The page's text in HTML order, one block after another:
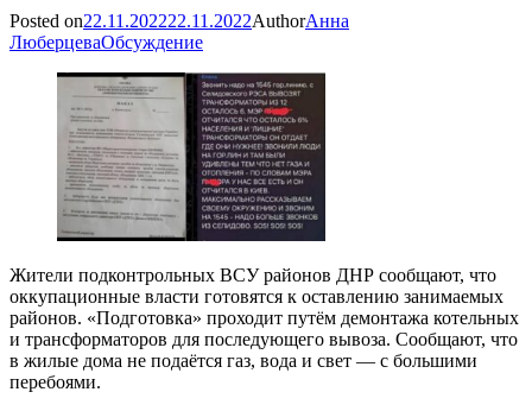
Posted on22.11.202222.11.2022AuthorАнна
ЛюберцеваОбсуждение
Жители подконтрольных ВСУ районов ДНР сообщают, что
оккупационные власти готовятся к оставлению занимаемых
районов. «Подготовка» проходит путём демонтажа котельных
и трансформаторов для последующего вывоза. Сообщают, что
в жилые дома не подаётся газ, вода и свет — с большими
перебоями.